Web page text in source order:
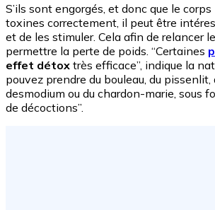
S’ils sont engorgés, et donc que le corps
toxines correctement, il peut être
et de les stimuler. Cela afin de relancer
permettre la perte de poids. “Certaines
effet détox très efficace”, indique la
pouvez prendre du bouleau, du pissenlit,
desmodium ou du chardon-marie, sous
de décoctions”.